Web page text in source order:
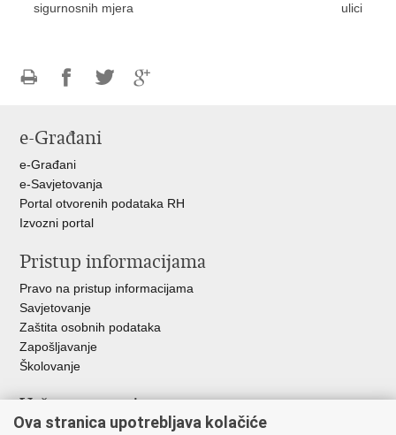
sigurnosnih mjera
ulici
FacebookuTwitteru
e-Građani
e-Građani
e-Savjetovanja
Portal otvorenih podataka RH
Izvozni portal
Pristup informacijama
Pravo na pristup informacijama
Savjetovanje
Zaštita osobnih podataka
Zapošljavanje
Školovanje
Važne poveznice
Ministarstvo unutarnjih poslova
Ova stranica upotrebljava kolačiće